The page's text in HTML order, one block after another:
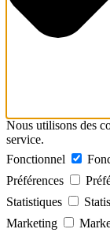
Nous utilisons des
service.
Fonctionnel
Préférences
Statistiques
Marketing